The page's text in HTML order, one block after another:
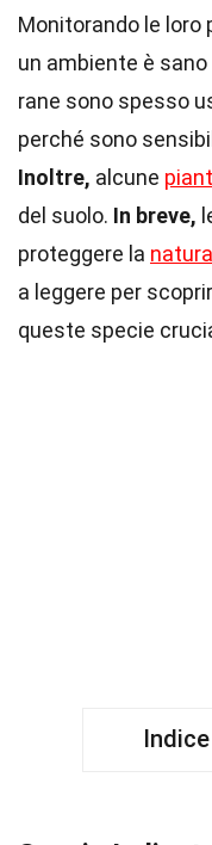
Monitorando le loro
un ambiente è sano
rane sono spesso
perché sono
Inoltre, alcune
del suolo. In breve,
proteggere la natura
a leggere per
queste specie